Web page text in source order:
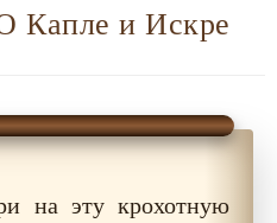
Капле и Искре
на эту крохотную